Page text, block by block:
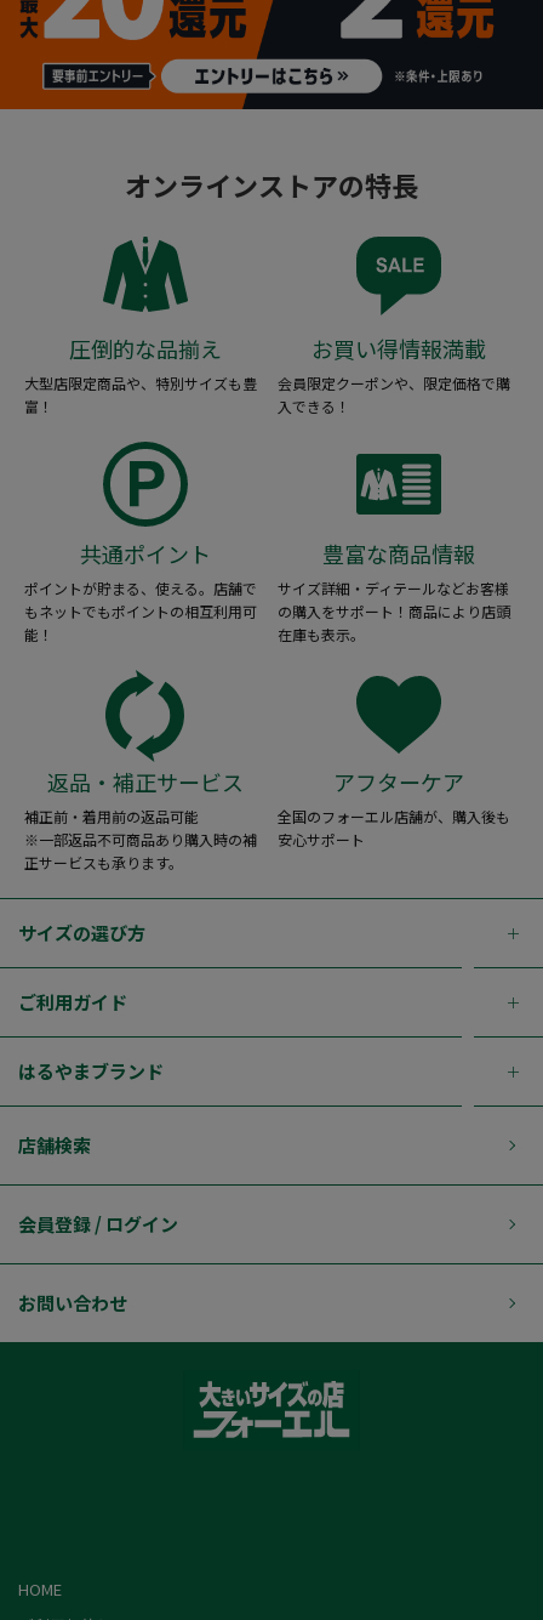
オンラインストアの特長
圧倒的な品揃え
大型店限定商品や、特別サイズも豊
富！
お買い得情報満載
会員限定クーポンや、限定価格で購
入できる！
共通ポイント
ポイントが貯まる、使える。店舗で
もネットでもポイントの相互利用可
能！
豊富な商品情報
サイズ詳細・ディテールなどお客様
の購入をサポート！商品により店頭
在庫も表示。
返品・補正サービス
補正前・着用前の返品可能
※一部返品不可商品あり購入時の補
正サービスも承ります。
アフターケア
全国のフォーエル店舗が、購入後も
安心サポート
サイズの選び方
ご利用ガイド
はるやまブランド
店舗検索
会員登録 / ログイン
お問い合わせ
HOME